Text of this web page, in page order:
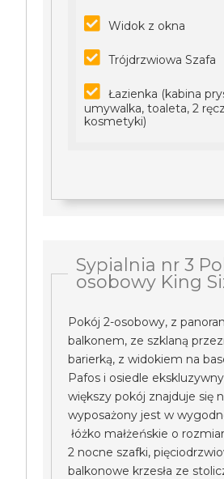
Widok z okna
Trójdrzwiowa Szafa
Łazienka (kabina
umywalka, toaleta, 2
kosmetyki)
Sypialnia nr 3
osobowy King
Pokój 2-osobowy, z
balkonem, ze szklaną
barierką, z widokiem na
Pafos i osiedle
większy pokój znajduje się
wyposażony jest w
łóżko małżeńskie o
2 nocne szafki,
balkonowe krzesła ze